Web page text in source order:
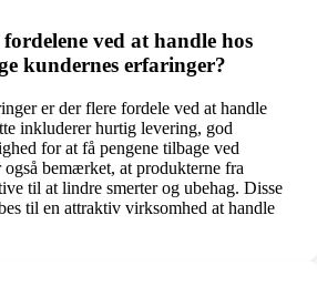
ved at handle hos
kundernes erfaringer?
er der flere fordele ved at handle
inkluderer hurtig levering, god
for at få pengene tilbage ved
bemærket, at produkterne fra
til at lindre smerter og ubehag. Disse
til en attraktiv virksomhed at handle